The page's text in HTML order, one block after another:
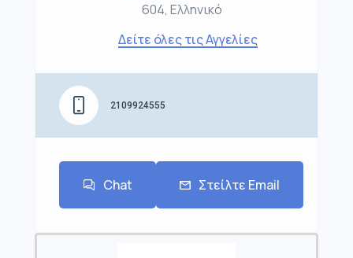
604, Ελληνικό
Δείτε όλες τις Αγγελίες
2109924555
Chat Στείλτε Email